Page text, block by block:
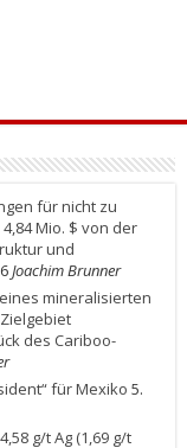
für nicht zu
Mio. $ von der
und
Joachim Brunner
mineralisierten
des Cariboo-
für Mexiko 5.
g/t Ag (1,69 g/t